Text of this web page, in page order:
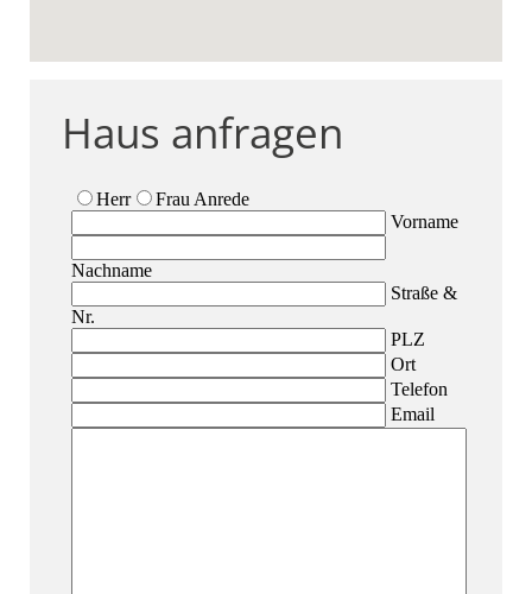
Haus anfragen